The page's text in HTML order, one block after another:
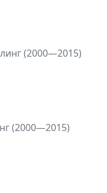
(2000—2015)
(2000—2015)